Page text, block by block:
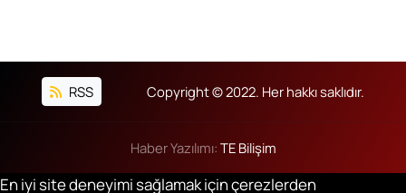
RSS Copyright © 2022. Her hakkı saklıdır.
Haber Yazılımı: TE Bilişim
En iyi site deneyimi sağlamak için çerezlerden